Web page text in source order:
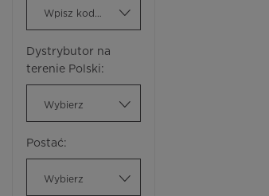
Dystrybutor na
terenie Polski:
Wybierz
Postać:
Wybierz